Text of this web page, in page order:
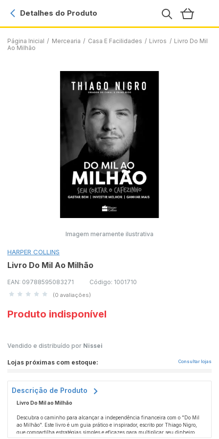
Página Inicial / Mercearia / Casa E Facilidades / Livros / Livro Do Mil
Ao Milhão
Detalhes do Produto
Imagem meramente ilustrativa
HARPER COLLINS
Livro Do Mil Ao Milhão
EAN: 09788595083271 Código: 1001710
(0 avaliações)
Produto indisponível
Vendido e distribuído por Nissei
Lojas próximas com estoque: Consultar lojas
Descrição de Produto
Livro Do Mil ao Milhão
Descubra o caminho para alcançar a independência financeira com o "Do Mil
ao Milhão". Este livro é um guia prático e inspirador, escrito por Thiago Nigro,
que compartilha estratégias simples e eficazes para multiplicar seu dinheiro e